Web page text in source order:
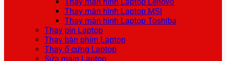
Thay màn hình Laptop MSI
Thay màn hình Laptop Toshiba
Thay pin Laptop
Thay bàn phím Laptop
Thay ổ cứng Laptop
Sửa main Laptop